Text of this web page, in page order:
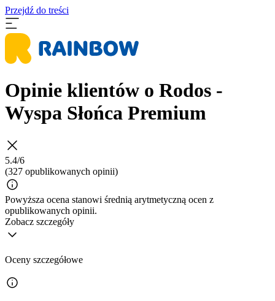
Przejdź do treści
Opinie klientów o Rodos -
Wyspa Słońca Premium
5.4/6
(327 opublikowanych opinii)
Powyższa ocena stanowi średnią arytmetyczną ocen z
opublikowanych opinii.
Zobacz szczegóły
Oceny szczegółowe